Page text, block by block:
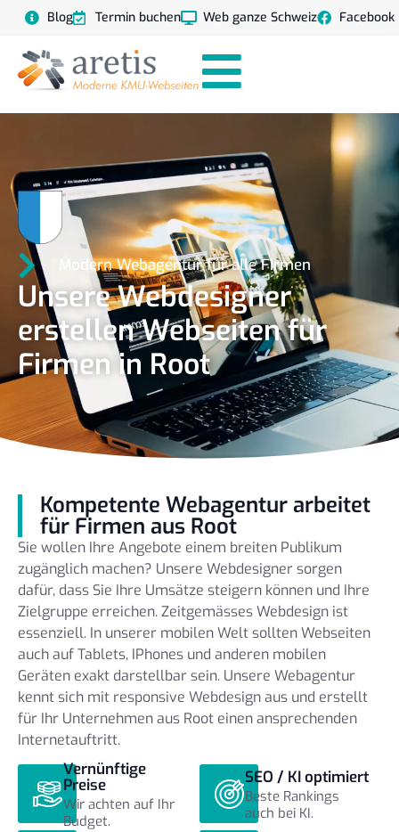
Blog Termin buchen Web ganze Schweiz Facebook
Modern Webagentur für alle Firmen
Unsere Webdesigner
erstellen Webseiten für
Firmen in Root
Kompetente Webagentur arbeitet
für Firmen aus Root
Sie wollen Ihre Angebote einem breiten Publikum
zugänglich machen? Unsere Webdesigner sorgen
dafür, dass Sie Ihre Umsätze steigern können und Ihre
Zielgruppe erreichen. Zeitgemässes Webdesign ist
essenziell. In unserer mobilen Welt sollten Webseiten
auch auf Tablets, IPhones und anderen mobilen
Geräten exakt darstellbar sein. Unsere Webagentur
kennt sich mit responsive Webdesign aus und erstellt
für Ihr Unternehmen aus Root einen ansprechenden
Internetauftritt.
Vernünftige
Preise
Wir achten auf Ihr
Budget.
SEO / KI optimiert
Beste Rankings
auch bei KI.